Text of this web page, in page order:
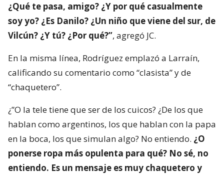
¿Qué te pasa, amigo? ¿Y por qué casualmente
soy yo? ¿Es Danilo? ¿Un niño que viene del sur, de
Vilcún? ¿Y tú? ¿Por qué?”, agregó JC.
En la misma línea, Rodríguez emplazó a Larraín,
calificando su comentario como “clasista” y de
“chaquetero”.
¿”O la tele tiene que ser de los cuicos? ¿De los que
hablan como argentinos, los que hablan con la papa
en la boca, los que simulan algo? No entiendo. ¿O
ponerse ropa más opulenta para qué? No sé, no
entiendo. Es un mensaje es muy chaquetero y